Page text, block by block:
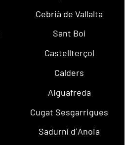
Cebrià de Vallalta
Sant Boi
Castellterçol
Calders
Aiguafreda
Cugat Sesgarrigues
Sadurní d´Anoia